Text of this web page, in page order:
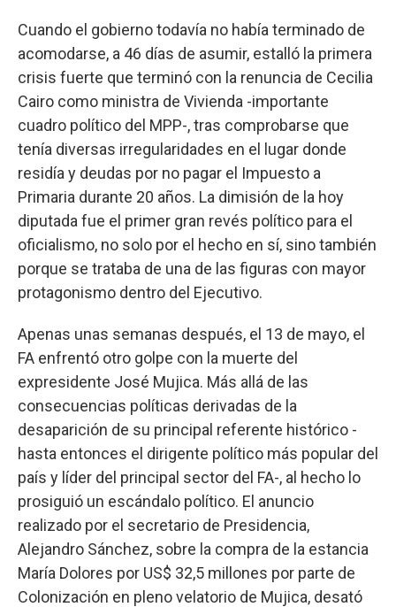
Cuando el gobierno todavía no había terminado de
acomodarse, a 46 días de asumir, estalló la primera
crisis fuerte que terminó con la renuncia de Cecilia
Cairo como ministra de Vivienda -importante
cuadro político del MPP-, tras comprobarse que
tenía diversas irregularidades en el lugar donde
residía y deudas por no pagar el Impuesto a
Primaria durante 20 años. La dimisión de la hoy
diputada fue el primer gran revés político para el
oficialismo, no solo por el hecho en sí, sino también
porque se trataba de una de las figuras con mayor
protagonismo dentro del Ejecutivo.
Apenas unas semanas después, el 13 de mayo, el
FA enfrentó otro golpe con la muerte del
expresidente José Mujica. Más allá de las
consecuencias políticas derivadas de la
desaparición de su principal referente histórico -
hasta entonces el dirigente político más popular del
país y líder del principal sector del FA-, al hecho lo
prosiguió un escándalo político. El anuncio
realizado por el secretario de Presidencia,
Alejandro Sánchez, sobre la compra de la estancia
María Dolores por US$ 32,5 millones por parte de
Colonización en pleno velatorio de Mujica, desató